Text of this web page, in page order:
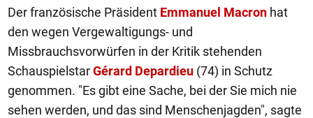
Der französische Präsident Emmanuel Macron hat
den wegen Vergewaltigungs- und
Missbrauchsvorwürfen in der Kritik stehenden
SchauspielstarGérard Depardieu (74) in Schutz
genommen. "Es gibt eine Sache, bei der Sie mich nie
sehen werden, und das sind Menschenjagden", sagte